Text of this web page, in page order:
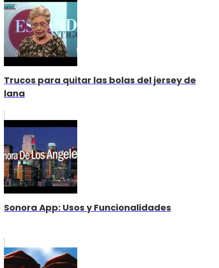
Trucos para quitar las bolas del jersey de
lana
Sonora App: Usos y Funcionalidades